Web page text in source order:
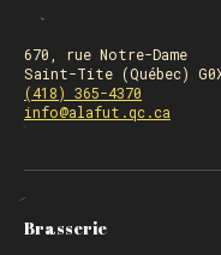
670, rue Notre-Dame
Saint-Tite (Québec)
(418) 365-4370
info@alafut.qc.ca
Brasserie
FERMÉ